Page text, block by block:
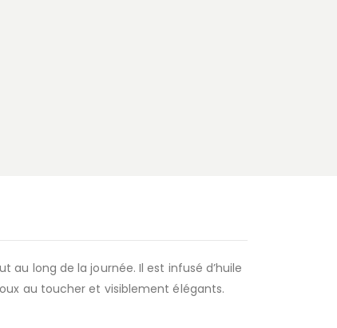
long de la journée. Il est infusé d’huile
au toucher et visiblement élégants.